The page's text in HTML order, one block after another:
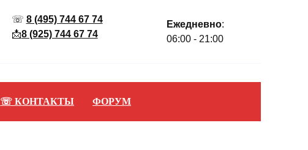
☏ 8 (495) 744 67 74
📩8 (925) 744 67 74
Ежедневно:
06:00 - 21:00
☏ КОНТАКТЫ ФОРУМ